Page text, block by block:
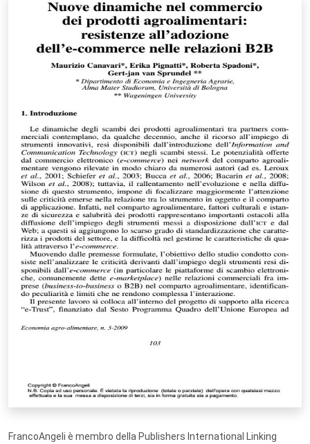
FrancoAngeli è membro della Publishers International Linking